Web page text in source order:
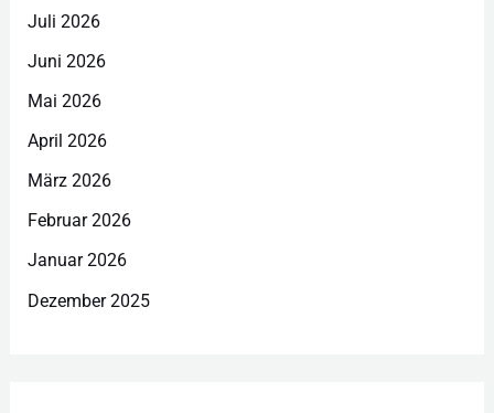
Juli 2026
Juni 2026
Mai 2026
April 2026
März 2026
Februar 2026
Januar 2026
Dezember 2025